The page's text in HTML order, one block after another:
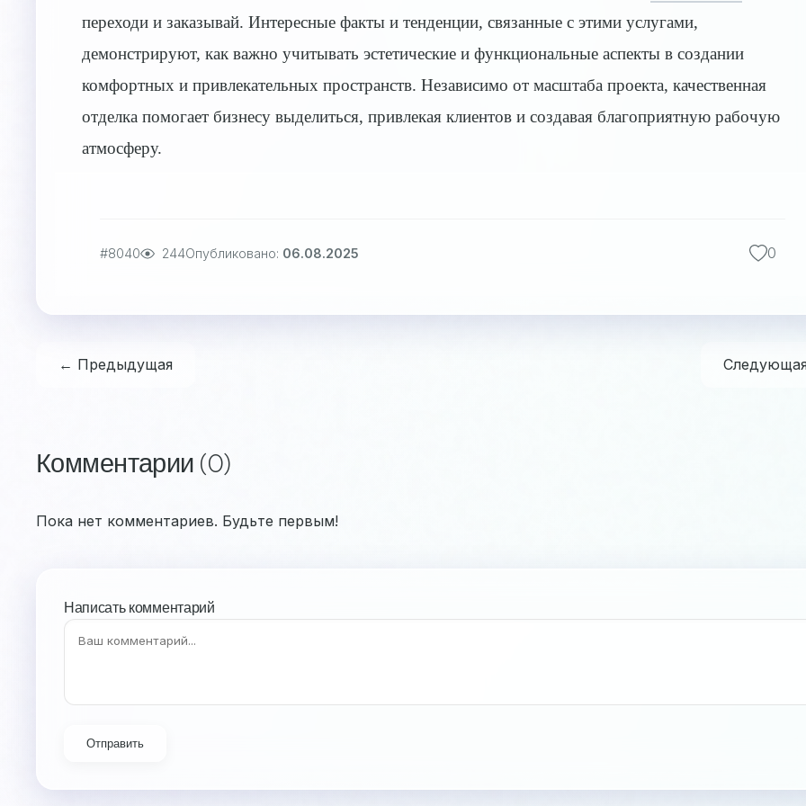
переходи и заказывай. Интересные факты и тенденции, связанные с этими услугами,
демонстрируют, как важно учитывать эстетические и функциональные аспекты в создании
комфортных и привлекательных пространств. Независимо от масштаба проекта, качественная
отделка помогает бизнесу выделиться, привлекая клиентов и создавая благоприятную рабочую
атмосферу.
#8040 244Опубликовано: 06.08.2025 0
← Предыдущая
Комментарии (0)
Пока нет комментариев. Будьте первым!
Написать комментарий
Отправить